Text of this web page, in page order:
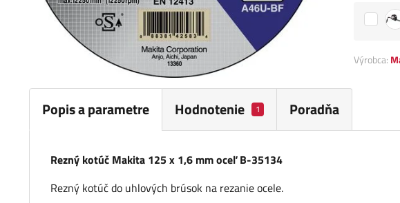
Výrobca:
Popis a parametre Hodnotenie 1 Poradňa
Rezný kotúč Makita 125 x 1,6 mm oceľ B-35134
Rezný kotúč do uhlových brúsok na rezanie ocele.